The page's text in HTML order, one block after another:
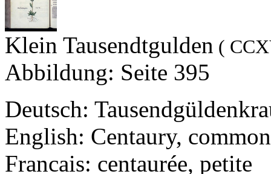
Klein Tausendtgulden (
Abbildung: Seite 395
Deutsch:
English: Centaury, common
Francais: centaurée, petite